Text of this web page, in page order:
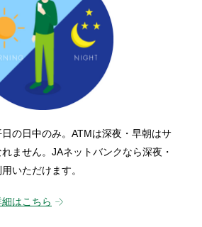
の日中のみ。ATMは深夜・早朝はサ
ません。JAネットバンクなら深夜・
いただけます。
はこちら